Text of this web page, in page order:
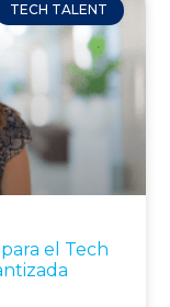
TECH TALENT
el Tech